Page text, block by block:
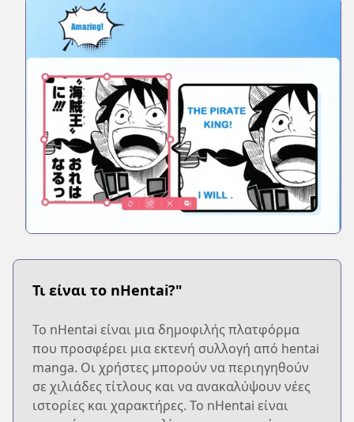
Τι είναι το nHentai?"
Το nHentai είναι μια δημοφιλής πλατφόρμα
που προσφέρει μια εκτενή συλλογή από hentai
manga. Οι χρήστες μπορούν να περιηγηθούν
σε χιλιάδες τίτλους και να ανακαλύψουν νέες
ιστορίες και χαρακτήρες. Το nHentai είναι